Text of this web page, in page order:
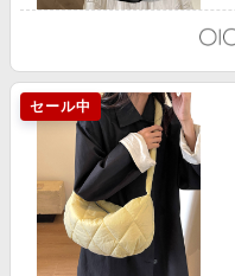
セール中